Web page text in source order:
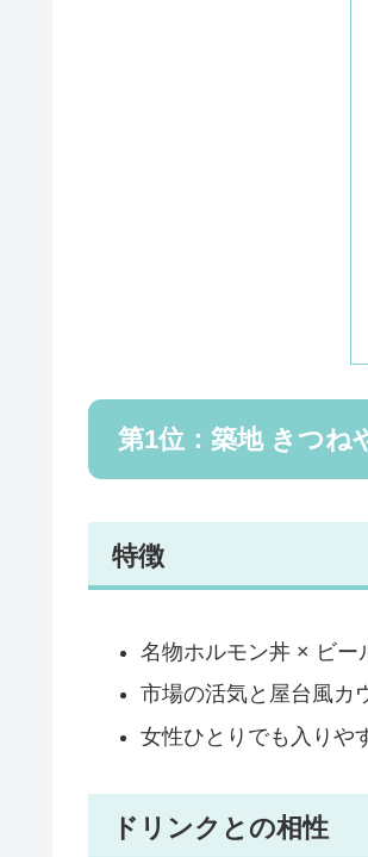
第1位：築地 きつね
特徴
名物ホルモン丼 × ビー
市場の活気と屋台風カ
女性ひとりでも入りや
ドリンクとの相性